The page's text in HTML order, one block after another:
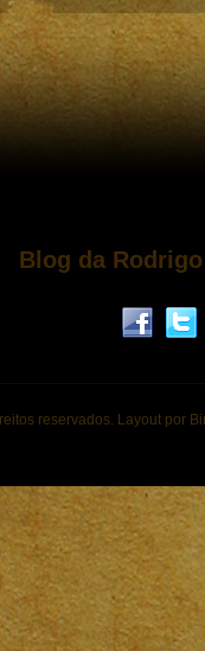
Blog da Rodrigo
reservados. Layout por